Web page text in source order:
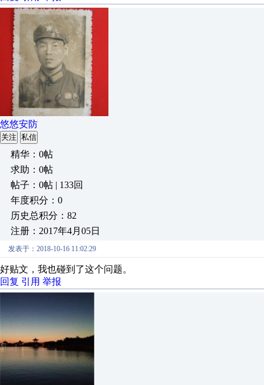
悠悠安防
关注 私信
精华：0帖
求助：0帖
帖子：0帖 | 133回
年度积分：0
历史总积分：82
注册：2017年4月05日
发表于：2018-10-16 11:02:29
好贴文，我也碰到了这个问题。
回复 引用 举报